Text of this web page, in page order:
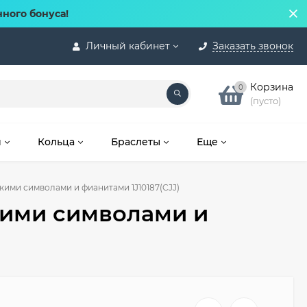
бонуса!
Личный кабинет Заказать звонок
0 Корзина
(пусто)
Кольца Браслеты Еще
символами и фианитами 1J10187(CJJ)
символами и